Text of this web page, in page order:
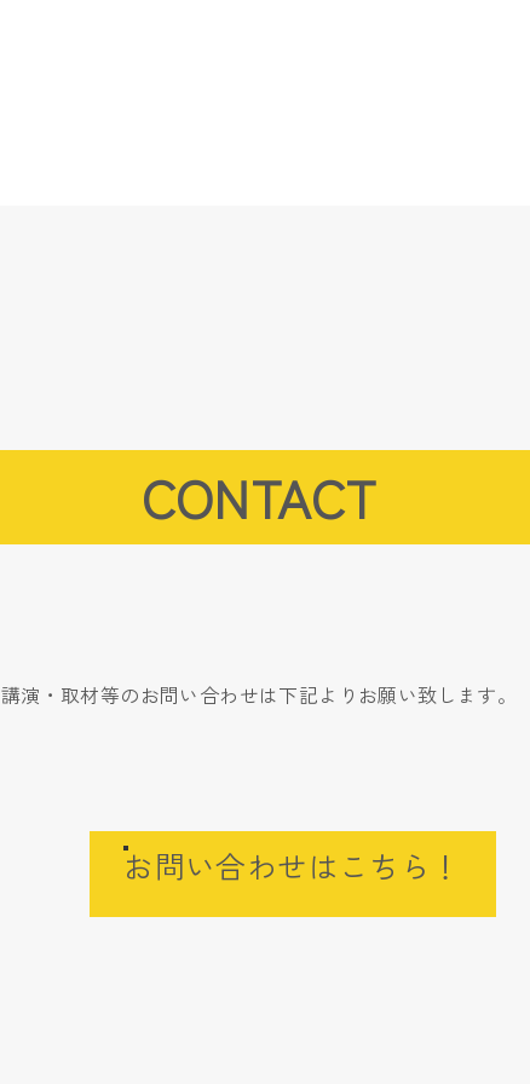
CONTACT
講演・取材等のお問い合わせは下記よりお願い致します。
お問い合わせはこちら！